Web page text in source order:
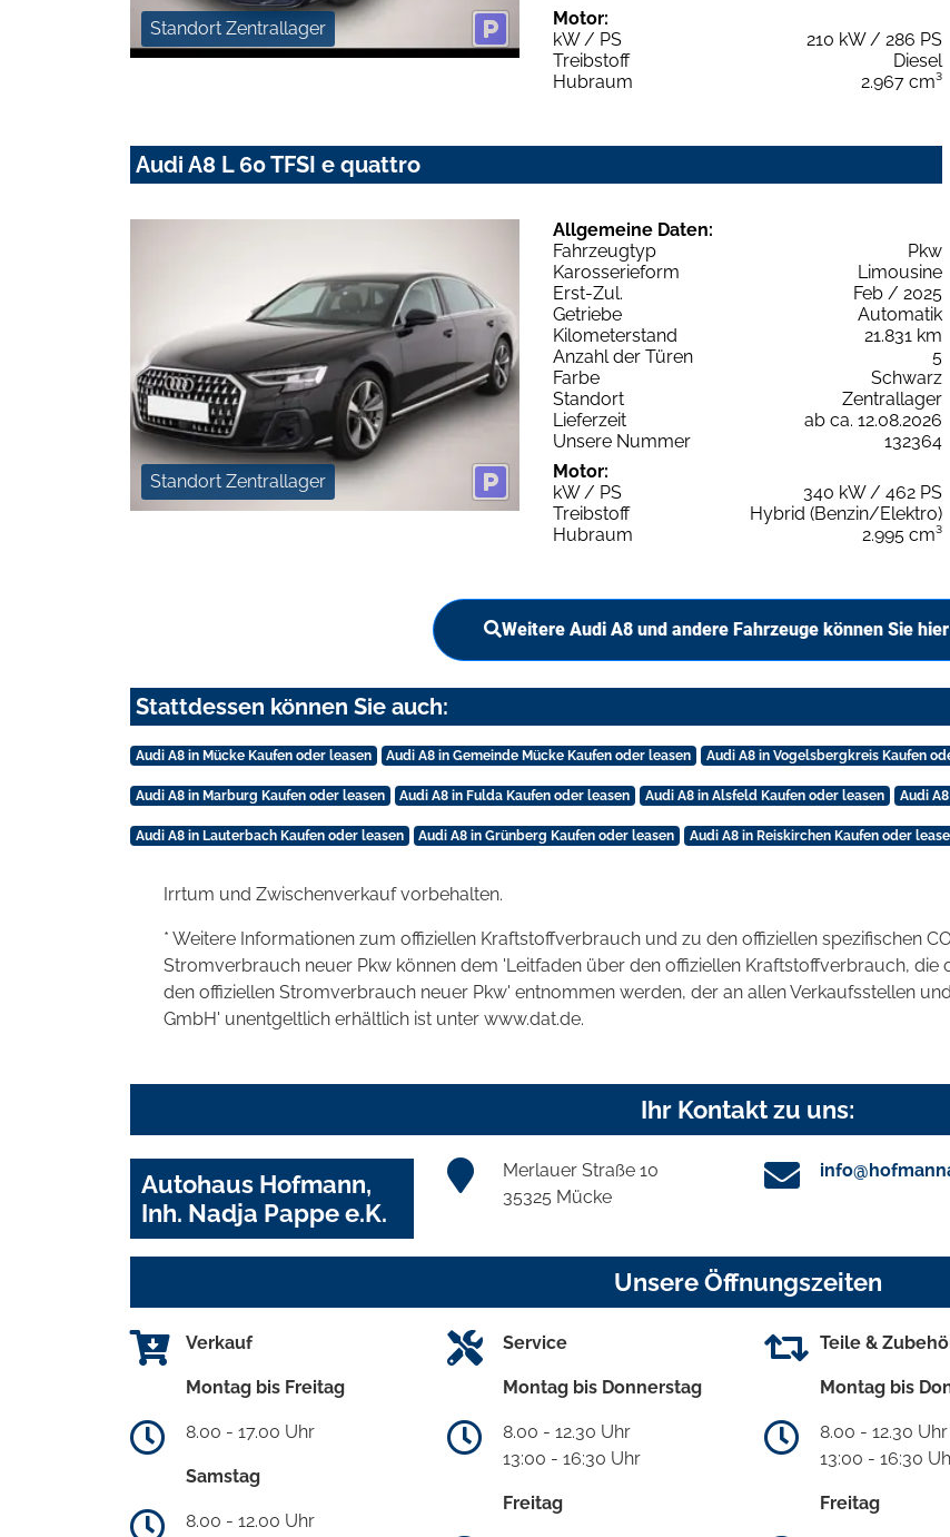
Standort Zentrallager
Motor:
kW / PS
210 kW / 286 PS
Treibstoff
Diesel
Hubraum
2.967 cm³
Audi A8 L 60 TFSI e quattro
Standort Zentrallager
Allgemeine Daten:
Fahrzeugtyp
Pkw
Karosserieform
Limousine
Erst-Zul.
Feb / 2025
Getriebe
Automatik
Kilometerstand
21.831 km
Anzahl der Türen
5
Farbe
Schwarz
Standort
Zentrallager
Lieferzeit
ab ca. 12.08.2026
Unsere Nummer
132364
Motor:
kW / PS
340 kW / 462 PS
Treibstoff
Hybrid (Benzin/Elektro)
Hubraum
2.995 cm³
Weitere Audi A8 und andere Fahrzeuge können Sie
Stattdessen können Sie auch:
Audi A8 in Mücke Kaufen oder leasen Audi A8 in Gemeinde Mücke Kaufen oder leasen Audi A8 in Vogelsbergkreis Kaufen
Audi A8 in Marburg Kaufen oder leasen Audi A8 in Fulda Kaufen oder leasen Audi A8 in Alsfeld Kaufen oder leasen Audi
Audi A8 in Lauterbach Kaufen oder leasen Audi A8 in Grünberg Kaufen oder leasen Audi A8 in Reiskirchen Kaufen oder
Irrtum und Zwischenverkauf vorbehalten.
* Weitere Informationen zum offiziellen Kraftstoffverbrauch und zu den offiziellen spezifischen
Stromverbrauch neuer Pkw können dem 'Leitfaden über den offiziellen Kraftstoffverbrauch, die
den offiziellen Stromverbrauch neuer Pkw' entnommen werden, der an allen Verkaufsstellen
GmbH' unentgeltlich erhältlich ist unter www.dat.de.
Ihr Kontakt zu uns:
Autohaus Hofmann,
Inh. Nadja Pappe e.K.
Merlauer Straße 10
35325 Mücke
Unsere Öffnungszeiten
Verkauf
Montag bis Freitag
8.00 - 17.00 Uhr
Samstag
8.00 - 12.00 Uhr
Service
Montag bis Donnerstag
8.00 - 12.30 Uhr
13:00 - 16:30 Uhr
Freitag
Teile &
Montag bis
8.00 - 12.30 Uhr
13:00 - 16:30
Freitag